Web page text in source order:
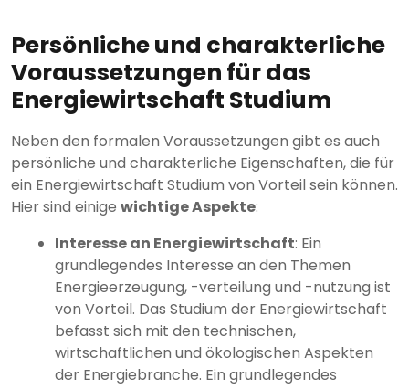
Persönliche und charakterliche
Voraussetzungen für das
Energiewirtschaft Studium
Neben den formalen Voraussetzungen gibt es auch
persönliche und charakterliche Eigenschaften, die für
ein Energiewirtschaft Studium von Vorteil sein können.
Hier sind einige wichtige Aspekte:
Interesse an Energiewirtschaft: Ein
grundlegendes Interesse an den Themen
Energieerzeugung, -verteilung und -nutzung ist
von Vorteil. Das Studium der Energiewirtschaft
befasst sich mit den technischen,
wirtschaftlichen und ökologischen Aspekten
der Energiebranche. Ein grundlegendes